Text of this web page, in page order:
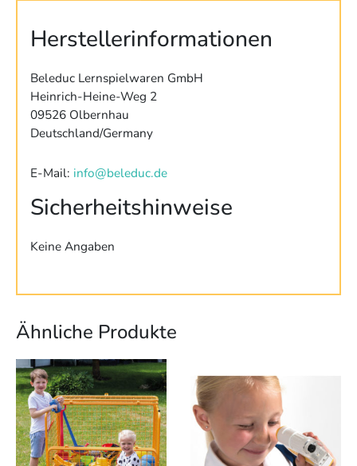
Herstellerinformationen
Beleduc Lernspielwaren GmbH
Heinrich-Heine-Weg 2
09526 Olbernhau
Deutschland/Germany
E-Mail: info@beleduc.de
Sicherheitshinweise
Keine Angaben
Ähnliche Produkte